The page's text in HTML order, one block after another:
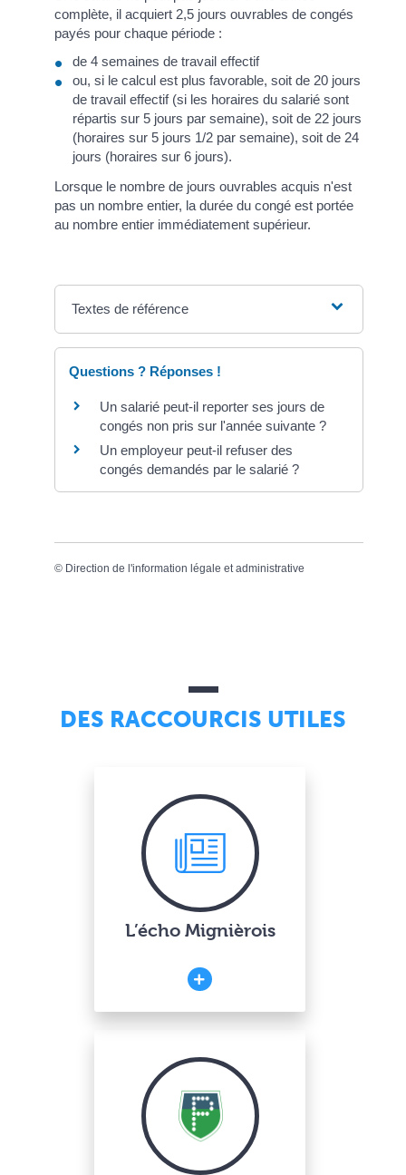
complète, il acquiert 2,5 jours ouvrables de congés
payés pour chaque période :
de 4 semaines de travail effectif
ou, si le calcul est plus favorable, soit de 20 jours
de travail effectif (si les horaires du salarié sont
répartis sur 5 jours par semaine), soit de 22 jours
(horaires sur 5 jours 1/2 par semaine), soit de 24
jours (horaires sur 6 jours).
Lorsque le nombre de jours ouvrables acquis n'est
pas un nombre entier, la durée du congé est portée
au nombre entier immédiatement supérieur.
Textes de référence
Questions ? Réponses !
Un salarié peut-il reporter ses jours de
congés non pris sur l'année suivante ?
Un employeur peut-il refuser des
congés demandés par le salarié ?
© Direction de l'information légale et administrative
DES RACCOURCIS UTILES
L’écho Mignièrois